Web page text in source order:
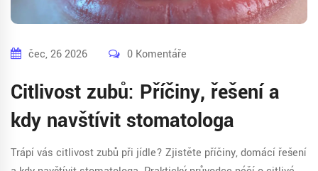
čec, 26 2026 0 Komentáře
Citlivost zubů: Příčiny, řešení a
kdy navštívit stomatologa
Trápí vás citlivost zubů při jídle? Zjistěte příčiny, domácí řešení